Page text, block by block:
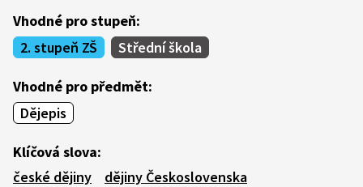
Vhodné pro stupeň:
2. stupeň ZŠ
Střední škola
Vhodné pro předmět:
Dějepis
Klíčová slova:
české dějiny
dějiny Československa